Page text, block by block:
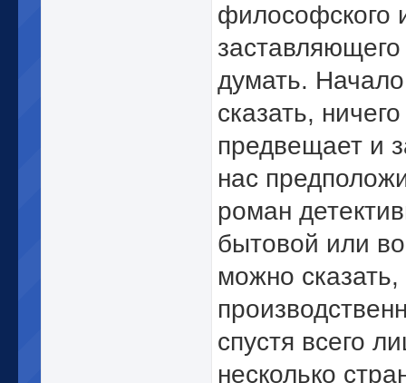
философского
заставляющего
думать.
сказать,
предвещает и
нас
роман
бытовой или
можно сказать,
спустя всего
несколько